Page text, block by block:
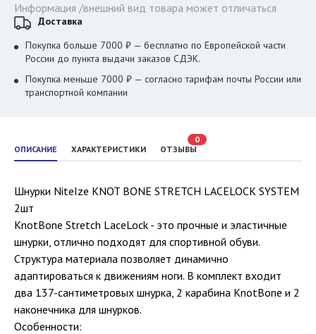
ОПИСАНИЕ ХАРАКТЕРИСТИКИ ОТЗЫВЫ
0
Шнурки NiteIze KNOT BONE STRETCH LACELOCK SYSTEM
2шт
KnotBone Stretch LaceLock - это прочные и эластичные
шнурки, отлично подходят для спортивной обуви.
Структура материала позволяет динамично
адаптироваться к движениям ноги. В комплект входит
два 137-сантиметровых шнурка, 2 карабина KnotBone и 2
наконечника для шнурков.
Особенности:
Информация /внешний вид товара может отличаться
Доставка
Покупка больше 7000 ₽ — бесплатно по Европейской части
России до пункта выдачи заказов СДЭК.
Покупка меньше 7000 ₽ — согласно тарифам почты России или
транспортной компании